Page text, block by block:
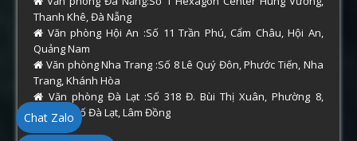
Thanh Khê, Đà Nẵng
Văn phòng Hội An :Số 11 Trần Phú, Cẩm Châu, Hội An,
Quảng Nam
Văn phòng Nha Trang :Số 8 Lê Quý Đôn, Phước Tiến, Nha
Trang, Khánh Hòa
Văn phòng Đà Lạt :Số 318 Đ. Bùi Thị Xuân, Phường 8,
Thành phố Đà Lạt, Lâm Đồng
Chat Zalo